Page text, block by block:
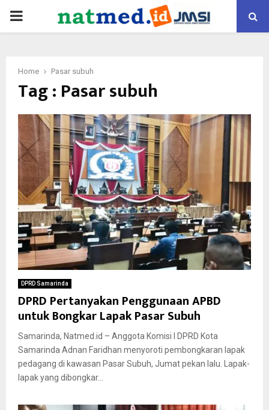
PRIMARY
Home Pasar subuh
Tag : Pasar subuh
DPRD Samarinda
DPRD Pertanyakan Penggunaan APBD
untuk Bongkar Lapak Pasar Subuh
Samarinda, Natmed.id – Anggota Komisi I DPRD Kota
Samarinda Adnan Faridhan menyoroti pembongkaran lapak
pedagang di kawasan Pasar Subuh, Jumat pekan lalu. Lapak-
lapak yang dibongkar...